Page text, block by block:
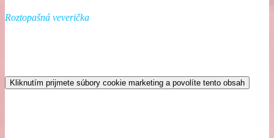
Kliknutím prijmete súbory cookie marketing a povolíte tento obsah
Roztopašná veverička